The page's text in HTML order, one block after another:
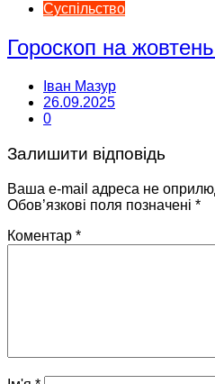
Суспільство
Гороскоп на
Іван Мазур
26.09.2025
0
Залишити відповідь
Ваша e-mail адреса не
Обов’язкові поля позначені *
Коментар *